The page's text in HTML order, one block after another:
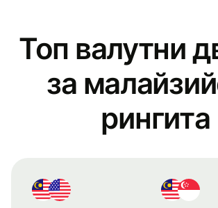
Топ валутни
за
рингитa